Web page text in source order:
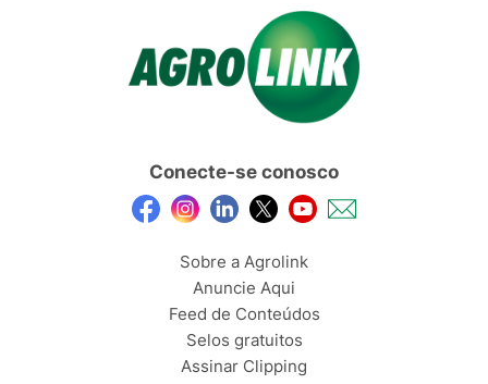
Conecte-se conosco
Sobre a Agrolink
Anuncie Aqui
Feed de Conteúdos
Selos gratuitos
Assinar Clipping